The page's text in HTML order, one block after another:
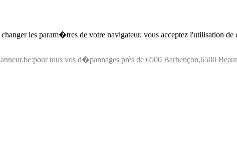
les param�tres de votre navigateur, vous acceptez l'utilisation
tous vos d�pannages près de 6500 Barbençon,6500